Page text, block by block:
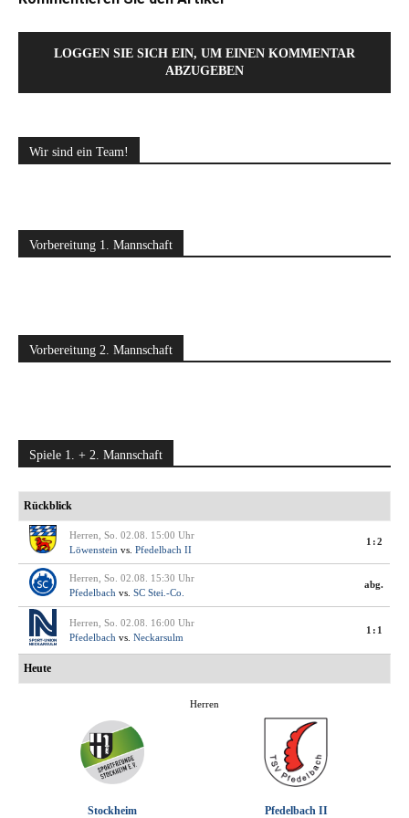
LOGGEN SIE SICH EIN, UM EINEN KOMMENTAR
ABZUGEBEN
Wir sind ein Team!
Vorbereitung 1. Mannschaft
Vorbereitung 2. Mannschaft
Spiele 1. + 2. Mannschaft
Rückblick
Herren, So. 02.08. 15:00 Uhr
Löwenstein vs. Pfedelbach II
1:2
Herren, So. 02.08. 15:30 Uhr
Pfedelbach vs. SC Stei.-Co.
abg.
Herren, So. 02.08. 16:00 Uhr
Pfedelbach vs. Neckarsulm
1:1
Heute
Herren
Stockheim Pfedelbach II